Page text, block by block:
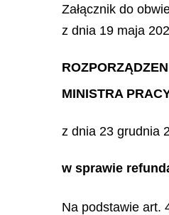
Załącznik do
z dnia 19 maja
MINISTRA
z dnia 23 grudnia
w sprawie
Na podstawie art.